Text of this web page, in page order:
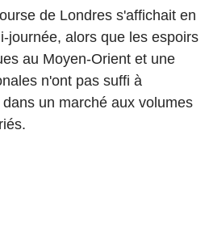
de Londres s'affichait en
journée, alors que les espoirs
au Moyen-Orient et une
n'ont pas suffi à
un marché aux volumes